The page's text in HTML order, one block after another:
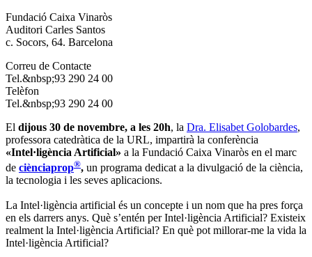
Fundació Caixa Vinaròs
Auditori Carles Santos
c. Socors, 64. Barcelona
Correu de Contacte
Tel.&nbsp;93 290 24 00
Telèfon
Tel.&nbsp;93 290 24 00
El dijous 30 de novembre, a les 20h, la Dra. Elisabet Golobardes,
professora catedràtica de la URL, impartirà la conferència
«Intel·ligència Artificial» a la Fundació Caixa Vinaròs en el marc
de ciènciaprop®, un programa dedicat a la divulgació de la ciència,
la tecnologia i les seves aplicacions.
La Intel·ligència artificial és un concepte i un nom que ha pres força
en els darrers anys. Què s’entén per Intel·ligència Artificial? Existeix
realment la Intel·ligència Artificial? En què pot millorar-me la vida la
Intel·ligència Artificial?